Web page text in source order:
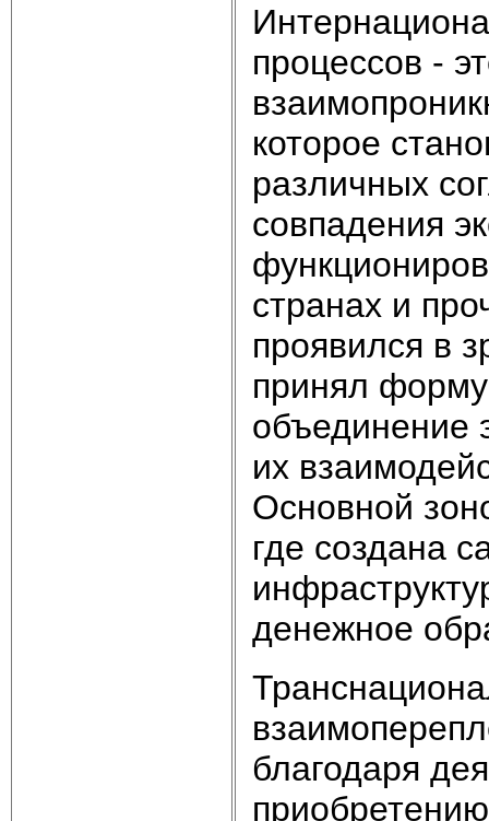
процессов -
которое
различных
совпадения
странах и
проявился в
принял
объединение
их
Основной
где создана
денежное
благодаря